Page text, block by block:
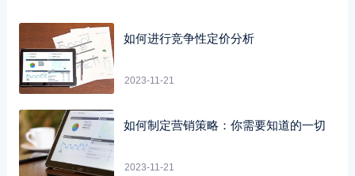
如何进行竞争性定价分析
2023-11-21
如何制定营销策略：你需要知道的一切
2023-11-21